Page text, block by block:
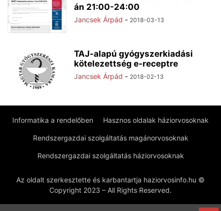
án 21:00-24:00
Jancsek Árpád - 2018-03-13
TAJ-alapú gyógyszerkiadási
kötelezettség e-receptre
Jancsek Árpád - 2018-02-13
Informatika a rendelőben Hasznos oldalak háziorvosoknak
Rendszergazdai szolgáltatás magánorvosoknak
Rendszergazdai szolgáltatás háziorvosoknak
Az oldalt szerkesztette és karbantartja haziorvosinfo.hu ©
Copyright 2023 – All Rights Reserved.